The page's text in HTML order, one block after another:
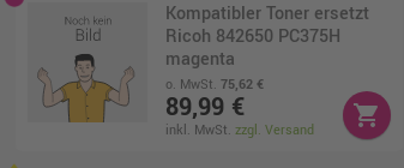
Kompatibler Toner ersetzt
Ricoh 842650 PC375H
magenta
o. MwSt. 75,62 €
89,99 €
inkl. MwSt. zzgl. Versand
shopping_cart